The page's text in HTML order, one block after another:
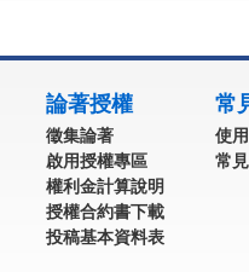
論著授權
徵集論著
啟用授權專區
權利金計算說明
授權合約書下載
投稿基本資料表
常
使
常